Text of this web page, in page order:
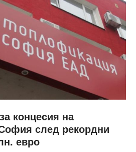
концесия на
след рекордни
евро